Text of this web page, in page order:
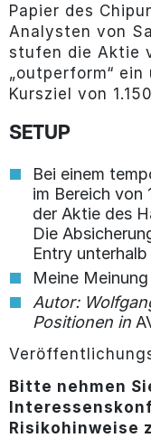
Papier des
Analysten von
stufen die Aktie
„outperform“ ein
Kursziel von
SETUP
Bei einem
im Bereich von
der Aktie des
Die
Entry
Meine
Autor:
Positionen in
Bitte nehmen
Risikohinweise